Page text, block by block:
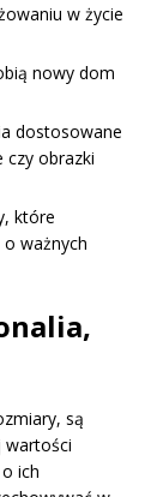
w życie
nowy dom
dostosowane
czy obrazki
które
ważnych
są
wartości
ich